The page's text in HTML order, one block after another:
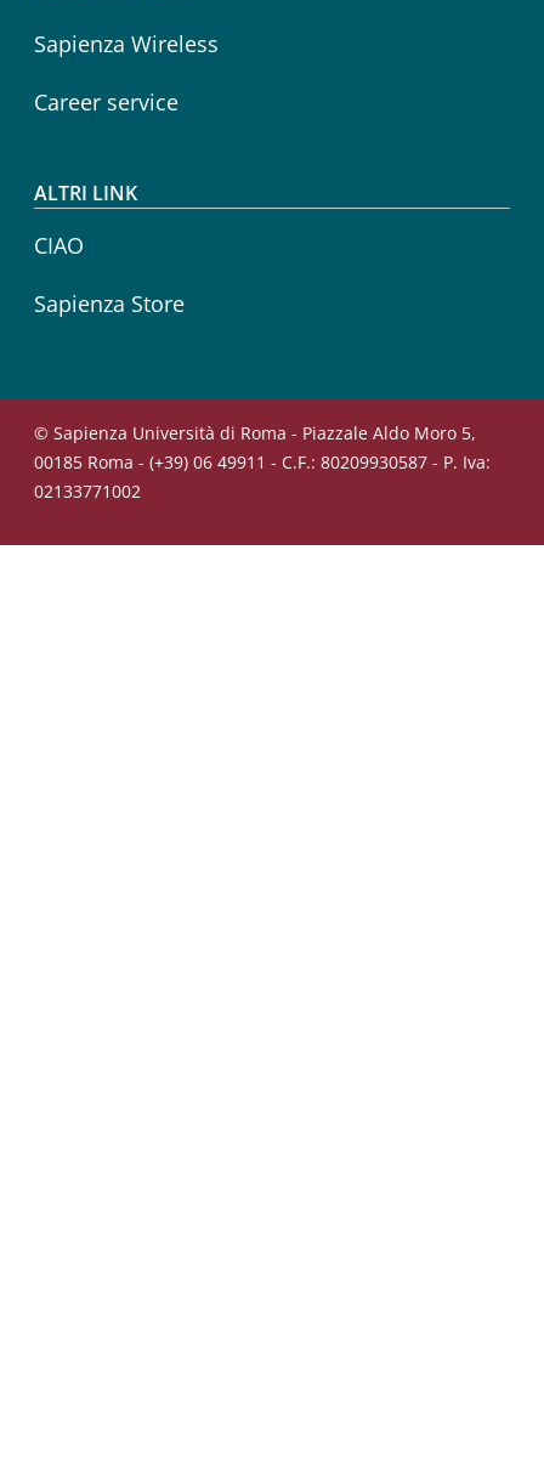
Sapienza Wireless
Career service
ALTRI LINK
CIAO
Sapienza Store
© Sapienza Università di Roma - Piazzale Aldo Moro 5,
00185 Roma - (+39) 06 49911 - C.F.: 80209930587 - P. Iva:
02133771002